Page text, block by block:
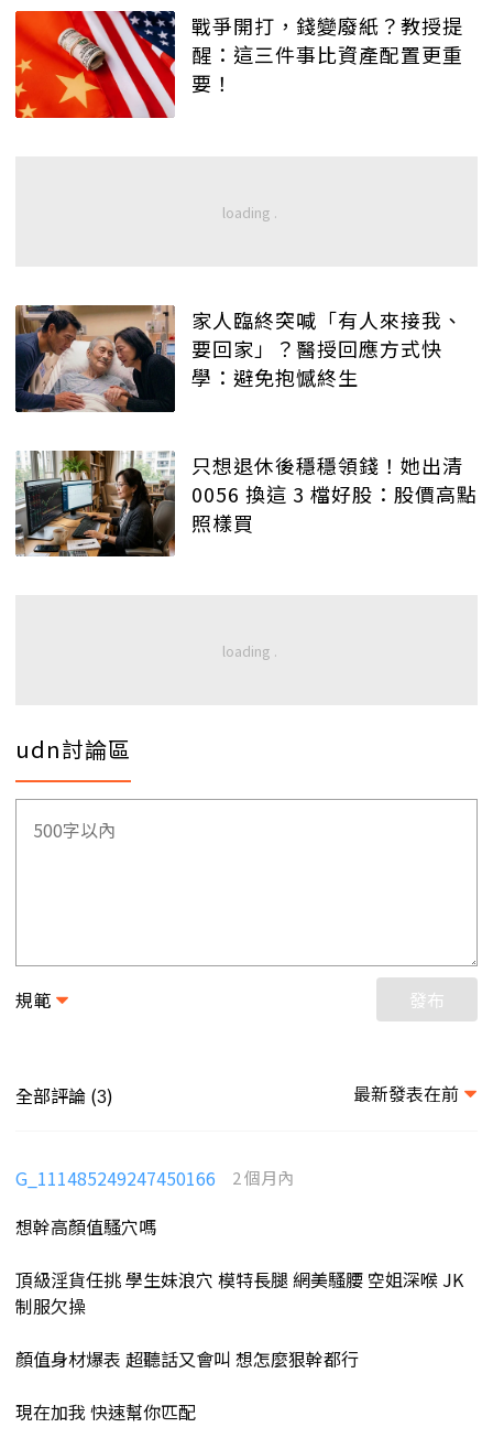
戰爭開打，錢變廢紙？教授提
醒：這三件事比資產配置更重
要！
家人臨終突喊「有人來接我、
要回家」？醫授回應方式快
學：避免抱憾終生
只想退休後穩穩領錢！她出清
0056 換這 3 檔好股：股價高點
照樣買
udn討論區
規範 發布
全部評論 (3) 最新發表在前
G_111485249247450166 2 個月內
想幹高顏值騷穴嗎
頂級淫貨任挑 學生妹浪穴 模特長腿 網美騷腰 空姐深喉 JK
制服欠操
顏值身材爆表 超聽話又會叫 想怎麼狠幹都行
現在加我 快速幫你匹配